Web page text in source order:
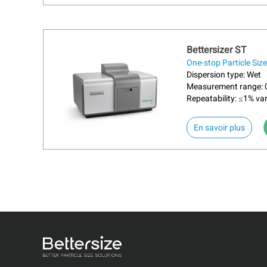
La mesure de la taille moyenne des
particules. L'étude de la taille des
céramiques, batteries et énergie.
Bettersizer ST
One-stop Particle
Dispersion type: Wet
Measurement range:
Repeatability: ≤1%
En savoir plus